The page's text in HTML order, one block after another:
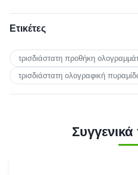
Ετικέτες
τρισδιάστατη προθήκη
τρισδιάστατη ολογραφική